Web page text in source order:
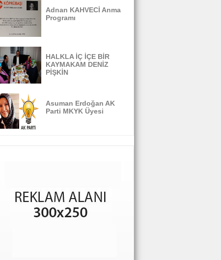
Adnan KAHVECİ Anma
Programı
HALKLA İÇ İÇE BİR
KAYMAKAM DENİZ
PİŞKİN
Asuman Erdoğan AK
Parti MKYK Üyesi